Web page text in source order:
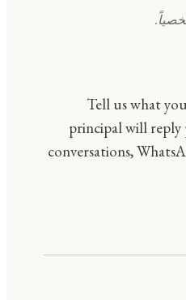
Tell us what
principal will reply
conversations,